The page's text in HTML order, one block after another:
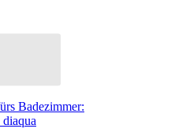
Badezimmer: